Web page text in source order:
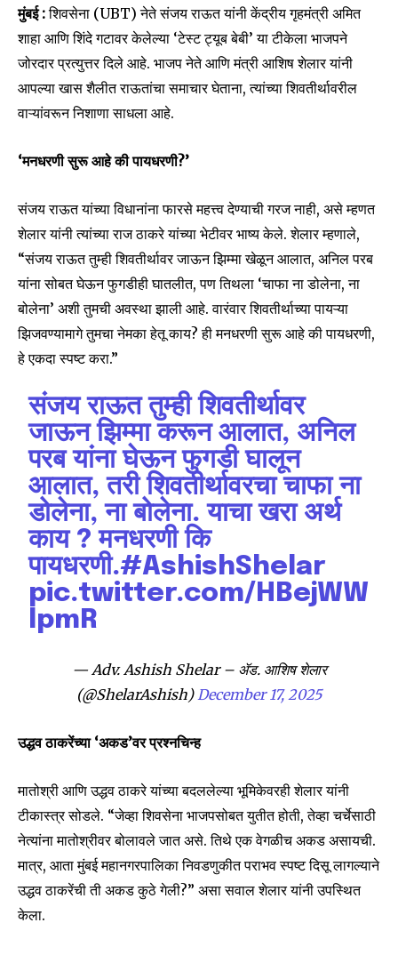
Join our community of
SUBSCRIBERS and be part of the
To subscribe, simply enter your email address on our website
or click the subscribe button below. Don't worry, we respect
safe with us.
SUBSCRIBE
मुंबई :शिवसेना (UBT) नेते संजय राऊत यांनी केंद्रीय गृहमंत्री अमित
शाहा आणि शिंदे गटावर केलेल्या ‘टेस्ट ट्यूब बेबी’ या टीकेला भाजपने
जोरदार प्रत्युत्तर दिले आहे. भाजप नेते आणि मंत्री आशिष शेलार यांनी
आपल्या खास शैलीत राऊतांचा समाचार घेताना, त्यांच्या शिवतीर्थावरील
वाऱ्यांवरून निशाणा साधला आहे.
‘मनधरणी सुरू आहे की पायधरणी?’
संजय राऊत यांच्या विधानांना फारसे महत्त्व देण्याची गरज नाही, असे म्हणत
शेलार यांनी त्यांच्या राज ठाकरे यांच्या भेटीवर भाष्य केले. शेलार म्हणाले,
“संजय राऊत तुम्ही शिवतीर्थावर जाऊन झिम्मा खेळून आलात, अनिल परब
यांना सोबत घेऊन फुगडीही घातलीत, पण तिथला ‘चाफा ना डोलेना, ना
बोलेना’ अशी तुमची अवस्था झाली आहे. वारंवार शिवतीर्थाच्या पायऱ्या
झिजवण्यामागे तुमचा नेमका हेतू काय? ही मनधरणी सुरू आहे की पायधरणी,
हे एकदा स्पष्ट करा.”
संजय राऊत तुम्ही शिवतीर्थावर
जाऊन झिम्मा करून आलात, अनिल
परब यांना घेऊन फुगडी घालून
आलात, तरी शिवतीर्थावरचा चाफा ना
डोलेना, ना बोलेना. याचा खरा अर्थ
काय ? मनधरणी कि
पायधरणी.#AshishShelar
pic.twitter.com/HBejWW
lpmR
— Adv. Ashish Shelar – ॲड. आशिष शेलार
(@ShelarAshish)December 17, 2025
उद्धव ठाकरेंच्या ‘अकड’वर प्रश्नचिन्ह
मातोश्री आणि उद्धव ठाकरे यांच्या बदललेल्या भूमिकेवरही शेलार यांनी
टीकास्त्र सोडले. “जेव्हा शिवसेना भाजपसोबत युतीत होती, तेव्हा चर्चेसाठी
नेत्यांना मातोश्रीवर बोलावले जात असे. तिथे एक वेगळीच अकड असायची.
मात्र, आता मुंबई महानगरपालिका निवडणुकीत पराभव स्पष्ट दिसू लागल्याने
उद्धव ठाकरेंची ती अकड कुठे गेली?” असा सवाल शेलार यांनी उपस्थित
केला.